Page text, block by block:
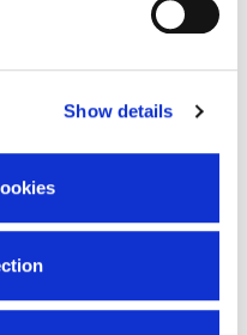
Show details